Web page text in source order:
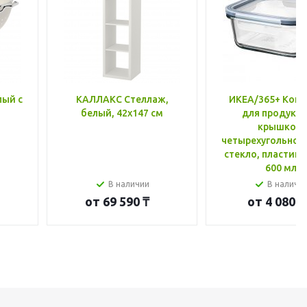
с
КАЛЛАКС Стеллаж,
белый, 42x147 см
В наличии
от 69 590 ₸
ИКЕА/365+
для
крышкой,
стекло, пластик
600 мл
В
от 4 080 ₸